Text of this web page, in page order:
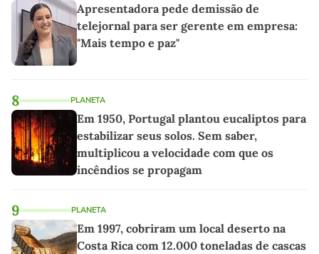
Apresentadora pede demissão de
telejornal para ser gerente em empresa:
"Mais tempo e paz"
8 PLANETA
Em 1950, Portugal plantou eucaliptos para
estabilizar seus solos. Sem saber,
multiplicou a velocidade com que os
incêndios se propagam
9 PLANETA
Em 1997, cobriram um local deserto na
Costa Rica com 12.000 toneladas de cascas